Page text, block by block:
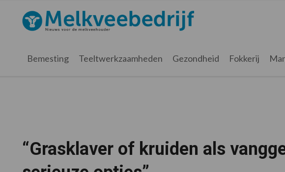
hoofdnavigatie
hoofd
eerste
voettekst
Melkveebedrijf.nl
Bemesting Teeltwerkzaamheden Gezondheid Fokkerij
“Grasklaver of kruiden als